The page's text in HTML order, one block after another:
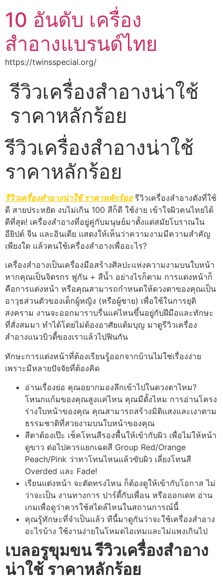
10 อันดับ เครื่อง
สำอางแบรนด์ไทย
https://twinsspecial.org/
รีวิวเครื่องสำอางน่าใช้
ราคาหลักร้อย
รีวิวเครื่องสำอางน่าใช้
ราคาหลักร้อย
รีวิวเครื่องสำอางน่าใช้ ราคาหลักร้อยรีวิวเครื่องสำอางดังที่ใช้
ดี สายประหยัด งบไม่เกิน 100 สีก็ดี ใช้ง่าย เข้าใจผิวคนไทยได้
ดีที่สุด! เครื่องสำอางที่อยู่คู่กับมนุษย์มาตั้งแต่สมัยโบราณใน
อียิปต์ จีน และอินเดีย แสดงให้เห็นว่าความงามมีความสำคัญ
เพียงใด แล้วคนใช้เครื่องสำอางเพื่ออะไร?
เครื่องสำอางเป็นเครื่องมือสร้างศิลปะแห่งความงามบนใบหน้า
หากคุณเป็นจิตรกร พู่กัน + สีน้ำ อย่างไรก็ตาม การแต่งหน้าก็
คือการแต่งหน้า หรือคุณสามารถกำหนดให้ดวงตาของคุณเป็น
อาวุธส่วนตัวของเด็กผู้หญิง (หรือผู้ชาย) เพื่อใช้ในการยุติ
สงคราม งานจะออกมาราบรื่นแค่ไหนขึ้นอยู่กับฝีมือและทักษะ
ที่สั่งสมมา ทำได้โดยไม่ต้องอาศัยแต้มบุญ มาดูรีวิวเครื่อง
สำอางแนวบิวตี้ของเราแล้วไปฟินกัน
ทักษะการแต่งหน้าที่ต้องเรียนรู้ออกจากบ้านไม่ใช่เรื่องง่าย
เพราะมีหลายปัจจัยที่ต้องคิด
อ่านเรื่องย่อ คุณอยากมองลึกเข้าไปในดวงตาไหม?
โหนกแก้มของคุณสูงแค่ไหน คุณมีดั้งไหม การอ่านโครง
ร่างใบหน้าของคุณ คุณสามารถสร้างมิติแสงและเงาตาม
ธรรมชาติที่สวยงามบนใบหน้าของคุณ
สีตาต้องเป๊ะ เช็คโทนสีรองพื้นให้เข้ากับผิว เพื่อไม่ให้หน้า
ดูขาว ต่อไปควรแยกเฉดสี Group Red/Orange
Peach/Pink ว่าทาโทนไหนแล้วขับผิว เลี่ยงโทนสี
Overded และ Fade!
เรียนแต่งหน้า จะตัดทรงไหน ก็ต้องดูให้เข้ากับโอกาส ไม่
ว่าจะเป็น งานทางการ ปาร์ตี้กับเพื่อน หรือออกเดท อ่าน
เกมเพื่อดูว่าควรใช้สไตล์ไหนในสถานการณ์นี้
คุณรู้ทักษะที่จำเป็นแล้ว ทีนี้มาดูกันว่าจะใช้เครื่องสำอาง
อะไรบ้าง ใช้งานง่ายในโหมดไอเทมและไม่แพงเกินไป
เบลอรูขุมขน รีวิวเครื่องสำอาง
น่าใช้ ราคาหลักร้อย